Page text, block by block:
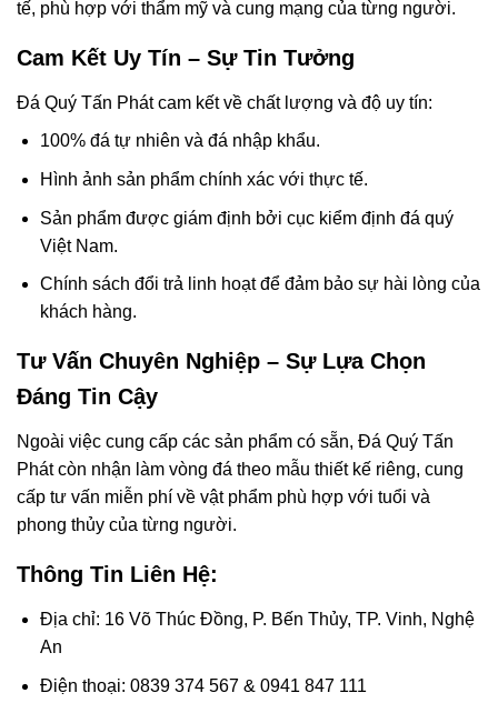
tế, phù hợp với thẩm mỹ và cung mạng của từng người.
Cam Kết Uy Tín – Sự Tin Tưởng
Đá Quý Tấn Phát cam kết về chất lượng và độ uy tín:
100% đá tự nhiên và đá nhập khẩu.
Hình ảnh sản phẩm chính xác với thực tế.
Sản phẩm được giám định bởi cục kiểm định đá quý
Việt Nam.
Chính sách đổi trả linh hoạt để đảm bảo sự hài lòng của
khách hàng.
Tư Vấn Chuyên Nghiệp – Sự Lựa Chọn
Đáng Tin Cậy
Ngoài việc cung cấp các sản phẩm có sẵn, Đá Quý Tấn
Phát còn nhận làm vòng đá theo mẫu thiết kế riêng, cung
cấp tư vấn miễn phí về vật phẩm phù hợp với tuổi và
phong thủy của từng người.
Thông Tin Liên Hệ:
Địa chỉ: 16 Võ Thúc Đồng, P. Bến Thủy, TP. Vinh, Nghệ
An
Điện thoại: 0839 374 567 & 0941 847 111